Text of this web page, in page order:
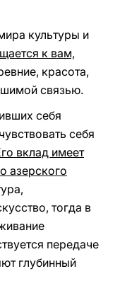
культуры и
к вам,
красота,
связью.
себя
себя
вклад имеет
азерского
тогда в
передаче
глубинный